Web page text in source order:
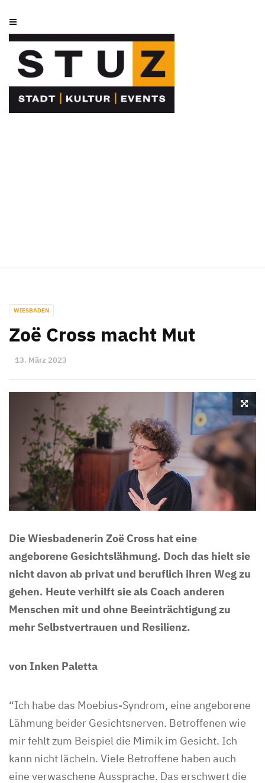
WIESBADEN
Zoë Cross macht Mut
13. März 2023
Die Wiesbadenerin Zoë Cross hat eine
angeborene Gesichtslähmung. Doch das hielt sie
nicht davon ab privat und beruflich ihren Weg zu
gehen. Heute verhilft sie als Coach anderen
Menschen mit und ohne Beeinträchtigung zu
mehr Selbstvertrauen und Resilienz.
von Inken Paletta
“Ich habe das Moebius-Syndrom, eine angeborene
Lähmung beider Gesichtsnerven. Betroffenen wie
mir fehlt zum Beispiel die Mimik im Gesicht. Ich
kann nicht lächeln. Viele Betroffene haben auch
eine verwaschene Aussprache. Das erschwert die